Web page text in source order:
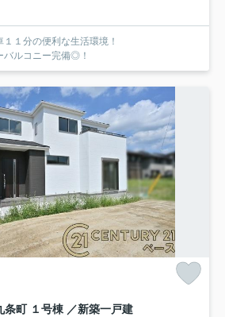
１分の便利な生活環境！
バルコニー完備◎！
条町 １号棟 ／新築一戸建